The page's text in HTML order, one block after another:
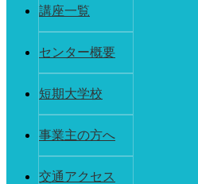
講座一覧
センター概要
短期大学校
事業主の方へ
交通アクセス